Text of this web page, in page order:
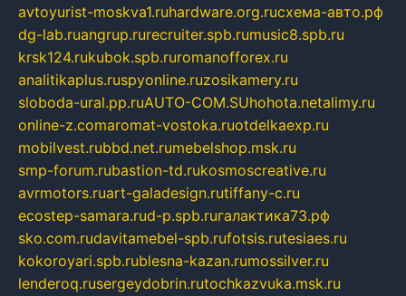
avtoyurist-moskva1.ruhardware.org.ruсхема-авто.рф
dg-lab.ruangrup.rurecruiter.spb.rumusic8.spb.ru
krsk124.rukubok.spb.ruromanofforex.ru
analitikaplus.ruspyonline.ruzosikamery.ru
sloboda-ural.pp.ruAUTO-COM.SUhohota.netalimy.ru
online-z.comaromat-vostoka.ruotdelkaexp.ru
mobilvest.rubbd.net.rumebelshop.msk.ru
smp-forum.rubastion-td.rukosmoscreative.ru
avrmotors.ruart-galadesign.rutiffany-c.ru
ecostep-samara.rud-p.spb.ruгалактика73.рф
sko.com.rudavitamebel-spb.rufotsis.rutesiaes.ru
kokoroyari.spb.rublesna-kazan.rumossilver.ru
lenderoq.rusergeydobrin.rutochkazvuka.msk.ru